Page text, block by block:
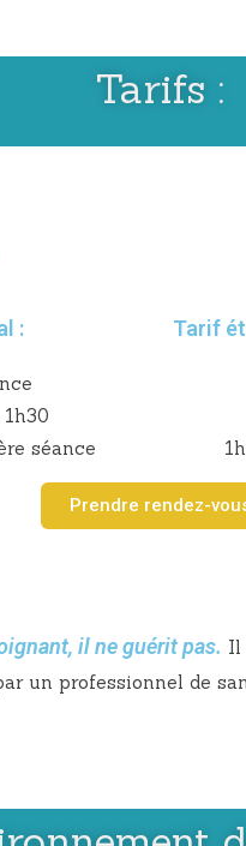
Tarifs :
:
séance
Tarif
Prendre rendez-
il ne guérit pas. Il
un professionnel de